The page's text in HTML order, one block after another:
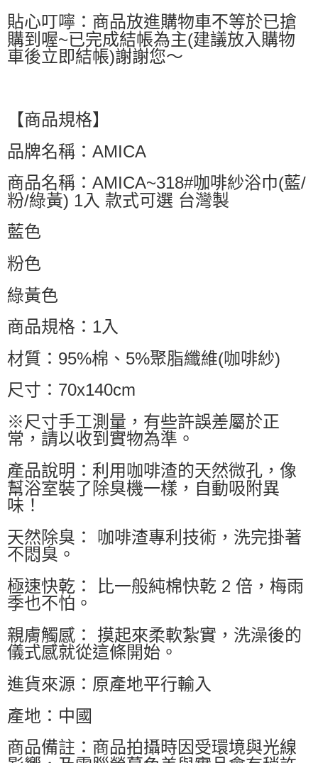
國家/地區配送0330 查看運費
貼心叮嚀：商品放進購物車不等於已搶
購到喔~已完成結帳為主(建議放入購物
車後立即結帳)謝謝您～
【商品規格】
品牌名稱：AMICA
商品名稱：AMICA~318#咖啡紗浴巾(藍/
粉/綠黃) 1入 款式可選 台灣製
藍色
粉色
綠黃色
商品規格：1入
材質：95%棉、5%聚脂纖維(咖啡紗)
尺寸：70x140cm
※尺寸手工測量，有些許誤差屬於正
常，請以收到實物為準。
產品說明：利用咖啡渣的天然微孔，像
幫浴室裝了除臭機一樣，自動吸附異
味！
天然除臭： 咖啡渣專利技術，洗完掛著
不悶臭。
極速快乾： 比一般純棉快乾 2 倍，梅雨
季也不怕。
親膚觸感： 摸起來柔軟紮實，洗澡後的
儀式感就從這條開始。
進貨來源：原產地平行輸入
產地：中國
商品備註：商品拍攝時因受環境與光線